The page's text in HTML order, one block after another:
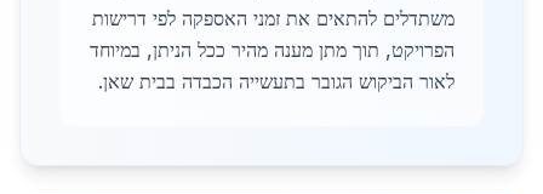
משתדלים להתאים את זמני האספקה לפי דרישות
הפרויקט, תוך מתן מענה מהיר ככל הניתן, במיוחד
לאור הביקוש הגובר בתעשייה הכבדה בבית שאן.